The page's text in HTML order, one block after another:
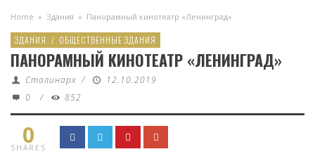
Home » Здания » Панорамный кинотеатр «Ленинград»
ЗДАНИЯ / ОБЩЕСТВЕННЫЕ ЗДАНИЯ
ПАНОРАМНЫЙ КИНОТЕАТР «ЛЕНИНГРАД»
Сталинарх /
12.10.2019
0
/ 852
0
SHARES